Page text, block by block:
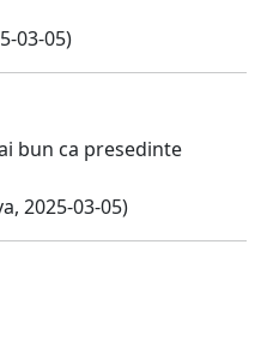
03-05)
bun ca presedinte
2025-03-05)